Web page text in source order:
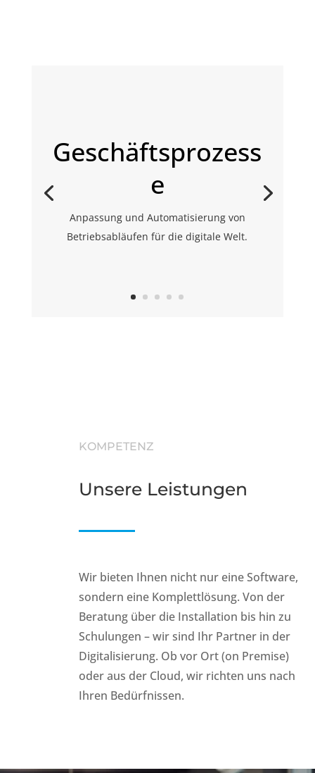
Geschäftsprozess
e
Anpassung und Automatisierung von
Betriebsabläufen für die digitale Welt.
KOMPETENZ
Unsere Leistungen
Wir bieten Ihnen nicht nur eine Software,
sondern eine Komplettlösung. Von der
Beratung über die Installation bis hin zu
Schulungen – wir sind Ihr Partner in der
Digitalisierung. Ob vor Ort (on Premise)
oder aus der Cloud, wir richten uns nach
Ihren Bedürfnissen.